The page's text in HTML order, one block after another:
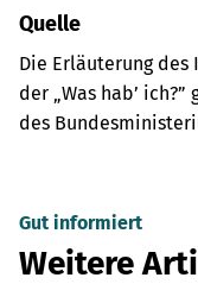
Quelle
Die Erläuterung des
der „Was hab’
des
Gut informiert
Weitere